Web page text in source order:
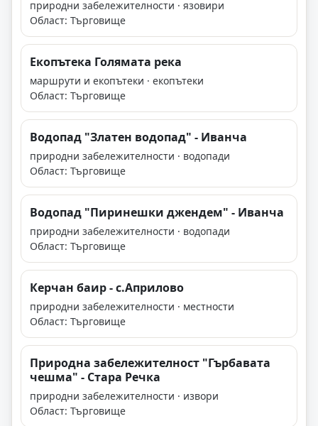
природни забележителности · язовири
Област: Търговище
Екопътека Голямата река
маршрути и екопътеки · екопътеки
Област: Търговище
Водопад "Злaтeн вoдoпaд" - Иванча
природни забележителности · водопади
Област: Търговище
Водопад "Пиринешки джeндем" - Иванча
природни забележителности · водопади
Област: Търговище
Керчан баир - с.Априлово
природни забележителности · местности
Област: Търговище
Природна забележителност "Гърбавата
чешма" - Стара Речка
природни забележителности · извори
Област: Търговище